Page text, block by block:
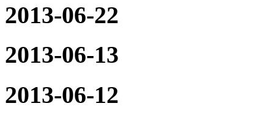
2013-06-22
2013-06-13
2013-06-12